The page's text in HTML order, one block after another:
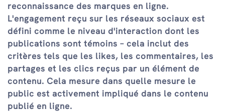
reconnaissance des marques en ligne.
L'engagement reçu sur les réseaux sociaux est
défini comme le niveau d'interaction dont les
publications sont témoins – cela inclut des
critères tels que les likes, les commentaires, les
partages et les clics reçus par un élément de
contenu. Cela mesure dans quelle mesure le
public est activement impliqué dans le contenu
publié en ligne.